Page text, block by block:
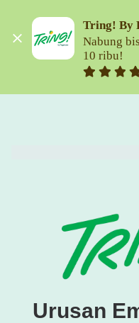
Tring! By
Nabung
10 ribu!
Urusan